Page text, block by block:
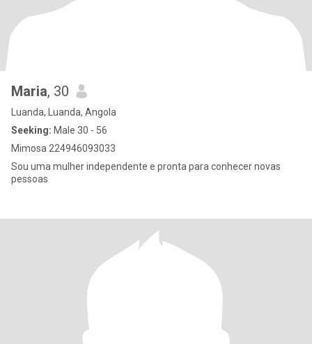
Maria, 30
Luanda, Luanda, Angola
Seeking: Male 30 - 56
Mimosa 224946093033
Sou uma mulher independente e pronta para conhecer novas
pessoas